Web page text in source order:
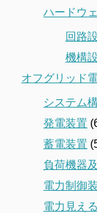
ハードウ
回路
機構
オフグリッド
システム
発電装置
蓄電装置
負荷機器
電力制御
電力見え